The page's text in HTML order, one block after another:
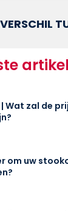
| Wat zal de
om uw